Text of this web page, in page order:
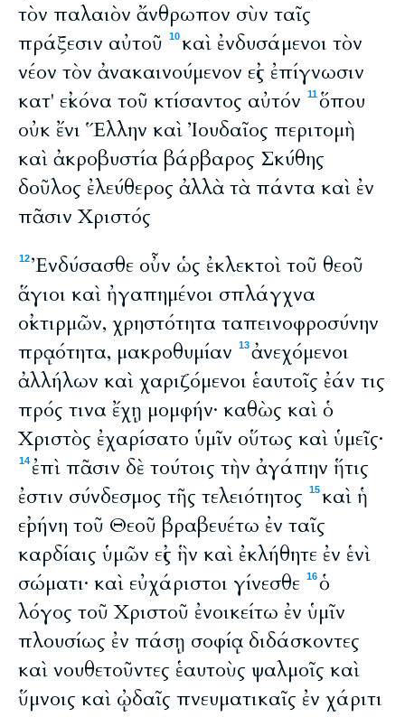
τὸν παλαιὸν ἄνθρωπον σὺν ταῖς
πράξεσιν αὐτοῦ
10καὶ ἐνδυσάμενοι τὸν
νέον τὸν ἀνακαινούμενον εἰς ἐπίγνωσιν
κατ' εἰκόνα τοῦ κτίσαντος αὐτόν
11ὅπου
οὐκ ἔνι Ἕλλην καὶ Ἰουδαῖος περιτομὴ
καὶ ἀκροβυστία βάρβαρος Σκύθης
δοῦλος ἐλεύθερος ἀλλὰ τὰ πάντα καὶ ἐν
πᾶσιν Χριστός
12Ἐνδύσασθε οὖν ὡς ἐκλεκτοὶ τοῦ θεοῦ
ἅγιοι καὶ ἠγαπημένοι σπλάγχνα
οἰκτιρμῶν, χρηστότητα ταπεινοφροσύνην
πρᾳότητα, μακροθυμίαν
13ἀνεχόμενοι
ἀλλήλων καὶ χαριζόμενοι ἑαυτοῖς ἐάν τις
πρός τινα ἔχῃ μομφήν· καθὼς καὶ ὁ
Χριστὸς ἐχαρίσατο ὑμῖν οὕτως καὶ ὑμεῖς·
14 ἐπὶ πᾶσιν δὲ τούτοις τὴν ἀγάπην ἥτις
ἐστιν σύνδεσμος τῆς τελειότητος
15καὶ ἡ
εἰρήνη τοῦ Θεοῦ βραβευέτω ἐν ταῖς
καρδίαις ὑμῶν εἰς ἣν καὶ ἐκλήθητε ἐν ἑνὶ
σώματι· καὶ εὐχάριστοι γίνεσθε 16ὁ
λόγος τοῦ Χριστοῦ ἐνοικείτω ἐν ὑμῖν
πλουσίως ἐν πάσῃ σοφίᾳ διδάσκοντες
καὶ νουθετοῦντες ἑαυτοὺς ψαλμοῖς καὶ
ὕμνοις καὶ ᾠδαῖς πνευματικαῖς ἐν χάριτι